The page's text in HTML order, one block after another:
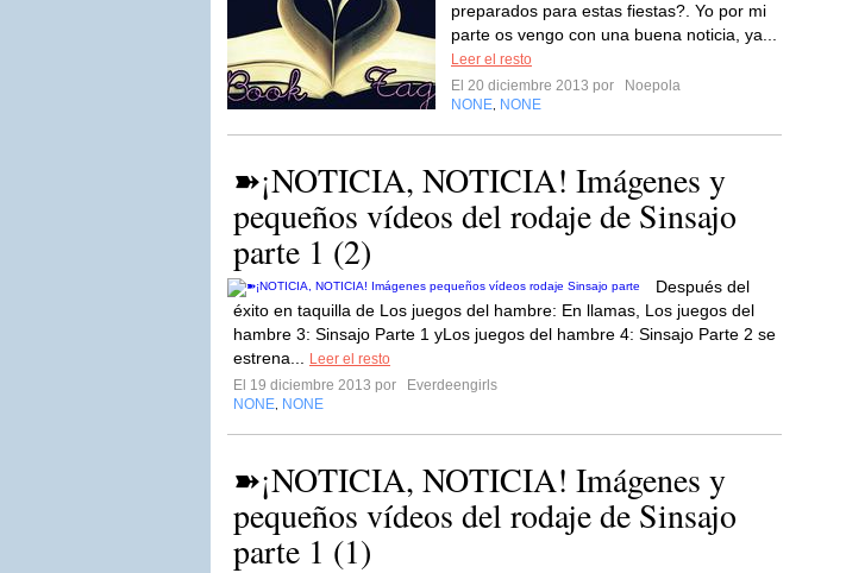
preparados para estas fiestas?. Yo por mi
parte os vengo con una buena noticia, ya...
Leer el resto
El 20 diciembre 2013 por
Noepola
NONE NONE
➽¡NOTICIA, NOTICIA! Imágenes y
pequeños vídeos del rodaje de Sinsajo
parte 1 (2)
Después del
éxito en taquilla de Los juegos del hambre: En llamas, Los juegos del
hambre 3: Sinsajo Parte 1 yLos juegos del hambre 4: Sinsajo Parte 2 se
estrena...
Leer el resto
El 19 diciembre 2013 por
Everdeengirls
NONE NONE
➽¡NOTICIA, NOTICIA! Imágenes y
pequeños vídeos del rodaje de Sinsajo
parte 1 (1)